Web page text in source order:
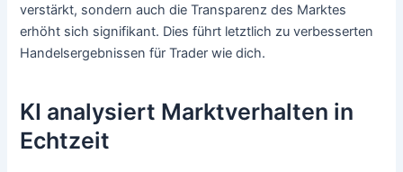
verstärkt, sondern auch die Transparenz des Marktes
erhöht sich signifikant. Dies führt letztlich zu verbesserten
Handelsergebnissen für Trader wie dich.
KI analysiert Marktverhalten in
Echtzeit